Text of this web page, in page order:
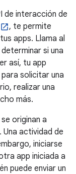
de interacción de
, te permite
apps. Llama al
si una
así, tu app
para solicitar una
realizar una
más.
originan a
Una actividad de
iniciarse
app iniciada a
puede enviar un